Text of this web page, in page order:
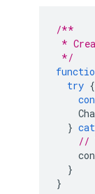
/**
*
*/
try {
}
//
}
}